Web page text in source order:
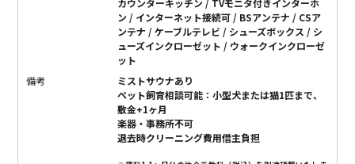
カウンターキッチン / TVモニタ付きインターホ
ン / インターネット接続可 / BSアンテナ / CSア
ンテナ / ケーブルテレビ / シューズボックス / シ
ューズインクローゼット / ウォークインクローゼ
ット
備考
ミストサウナあり
ペット飼育相談可能：小型犬または猫1匹まで、
敷金+1ヶ月
楽器・事務所不可
退去時クリーニング費用借主負担